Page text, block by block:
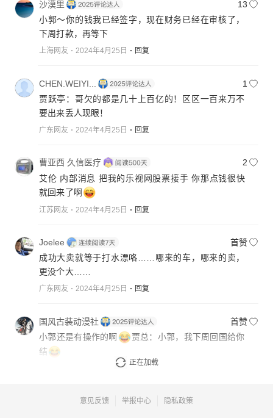
沙漠里
13
小郭～你的钱我已经签字，现在财务已经在审核了，
下周打款，再等下
上海网友 2024年4月25日 回复
CHEN.WEIYI...
1
贾跃亭：哥欠的都是几十上百亿的！区区一百来万不
要出来丢人现眼！
广东网友 2024年4月25日 回复
曹亚西 久信医疗
2
艾伦 内部消息 把我的乐视网股票接手 你那点钱很快
就回来了啊
江苏网友 2024年4月25日 回复
Joelee
首赞
成功大卖就等于打水漂咯……哪来的车，哪来的卖，
更没个大……
广东网友 2024年4月25日 回复
国风古装动漫社
首赞
小郭还是有操作的啊
贾总：小郭，我下周回国给你
结
2024年4月25日
正在加载
意见反馈 举报中心 隐私政策